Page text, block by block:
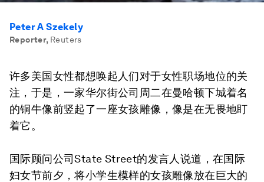
Peter A Szekely
Reporter, Reuters
许多美国女性都想唤起人们对于女性职场地位的关
注，于是，一家华尔街公司周二在曼哈顿下城着名
的铜牛像前竖起了一座女孩雕像，像是在无畏地盯
着它。
国际顾问公司State Street的发言人说道，在国际
妇女节前夕，将小学生模样的女孩雕像放在巨大的